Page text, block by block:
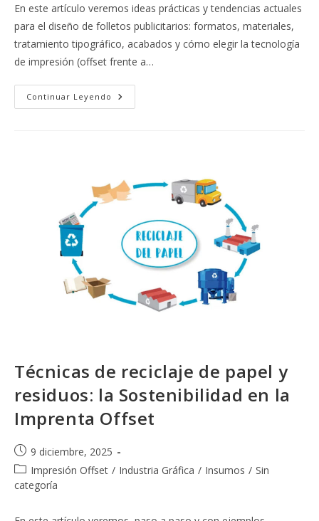
entrada:
En este artículo veremos ideas prácticas y tendencias actuales
para el diseño de folletos publicitarios: formatos, materiales,
tratamiento tipográfico, acabados y cómo elegir la tecnología
de impresión (offset frente a…
Continuar Leyendo Tendencias
Actuales
Impresión
Offset
Técnicas de reciclaje de papel y
residuos: la Sostenibilidad en la
Imprenta Offset
Publicación
de
la
entrada:
9 diciembre, 2025
Categoría
de
entrada:
Impresión Offset / Industria Gráfica / Insumos / Sin
categoría